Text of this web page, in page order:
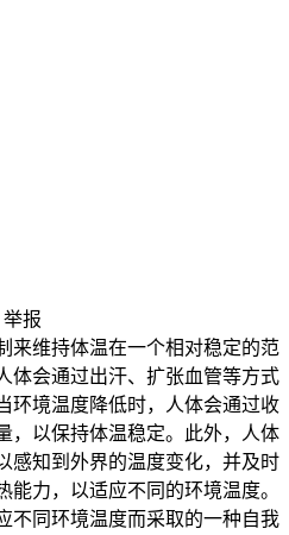
举报
来维持体温在一个相对稳定的范
体会通过出汗、扩张血管等方式
环境温度降低时，人体会通过收
，以保持体温稳定。此外，人体
感知到外界的温度变化，并及时
力，以适应不同的环境温度。
不同环境温度而采取的一种自我